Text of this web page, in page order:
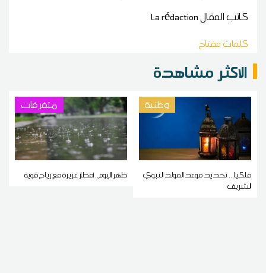
كاتب المقالLa rédaction
كلمات مفتاح
الاكثر مشاهدة
وطنية
فلكيا... تحديد موعد المولد النبوي
الشريف
متفرقات
ظهر اليوم.. أمطار غزيرة مع رياح قوية